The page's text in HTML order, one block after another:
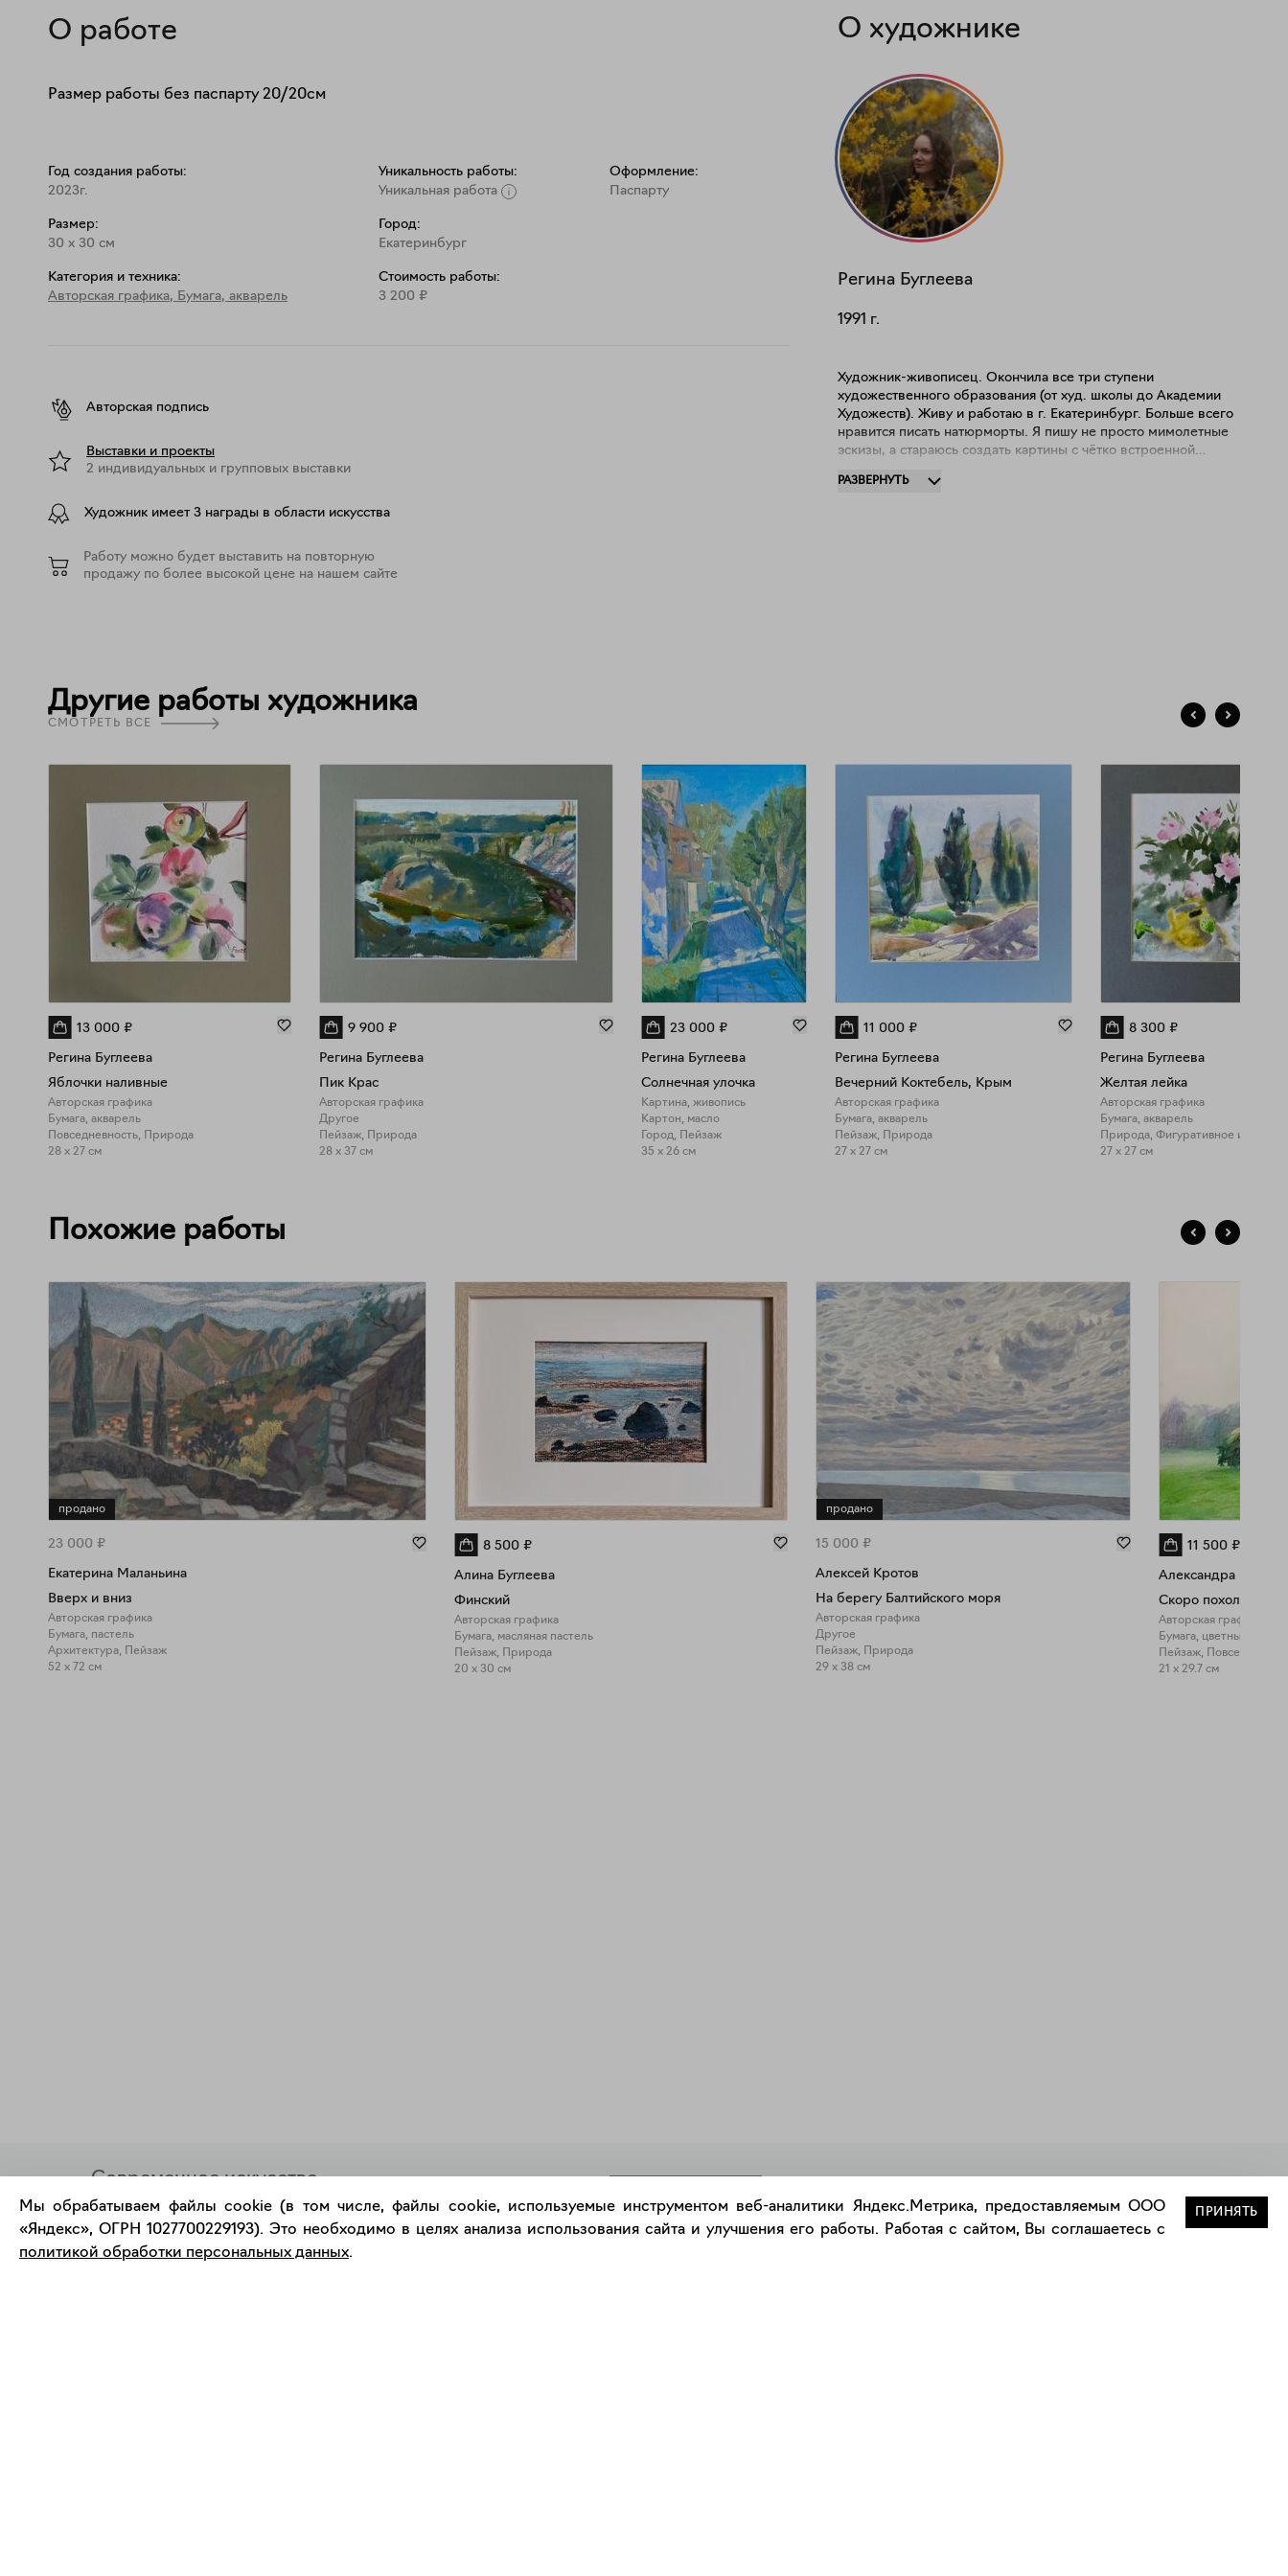
О работе
Размер работы без паспарту 20/20см
Год создания работы:
2023г.
Размер:
30 x 30 см
Категория и техника:
Авторская графика, Бумага, акварель
Уникальность работы:
Уникальная работа
Город:
Екатеринбург
Стоимость работы:
3 200 ₽
Оформление:
Паспарту
Авторская подпись
Выставки и проекты
2 индивидуальных и групповых выставки
Художник имеет 3 награды в области искусства
Работу можно будет выставить на повторную
продажу по более высокой цене на нашем сайте
О художнике
Регина Буглеева
1991 г.
Художник-живописец. Окончила все три ступени
художественного образования (от худ. школы до Академии
Художеств). Живу и работаю в г. Екатеринбург. Больше всего
нравится писать натюрморты. Я пишу не просто мимолетные
эскизы, а стараюсь создать картины с чётко встроенной
точностью, создавая настоящий эффект присутствия.
РАЗВЕРНУТЬ
Другие работы художника
СМОТРЕТЬ ВСЕ
13 000 ₽
Регина Буглеева
Яблочки наливные
Авторская графика
Бумага, акварель
Повседневность, Природа
28 x 27 см
9 900 ₽
Регина Буглеева
Пик Крас
Авторская графика
Другое
Пейзаж, Природа
28 x 37 см
23 000 ₽
Регина Буглеева
Солнечная улочка
Картина, живопись
Картон, масло
Город, Пейзаж
35 x 26 см
11 000 ₽
Регина Буглеева
Вечерний Коктебель, Крым
Авторская графика
Бумага, акварель
Пейзаж, Природа
27 x 27 см
8 300 ₽
Регина Буглеева
Желтая лейка
Авторская графика
Бумага, акварель
Природа, Фигуративное
27 x 27 см
Похожие работы
продано
23 000 ₽
Екатерина Маланьина
Вверх и вниз
Авторская графика
Бумага, пастель
Архитектура, Пейзаж
52 x 72 см
8 500 ₽
Алина Буглеева
Финский
Авторская графика
Бумага, масляная пастель
Пейзаж, Природа
20 x 30 см
продано
15 000 ₽
Алексей Кротов
На берегу Балтийского моря
Авторская графика
Другое
Пейзаж, Природа
29 x 38 см
11 500 ₽
Александра
Скоро похолодает
Авторская графика
Бумага, цветные
Пейзаж,
21 x 29.7 см
Современное искусство
онлайн
Мы обрабатываем файлы cookie (в том числе, файлы cookie, используемые инструментом веб-аналитики Яндекс.Метрика, предоставляемым ООО
«Яндекс», ОГРН 1027700229193). Это необходимо в целях анализа использования сайта и улучшения его работы. Работая с сайтом, Вы соглашаетесь с
политикой обработки персональных данных.
ПРИНЯТЬ